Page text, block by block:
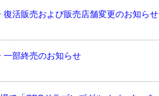
活販売および販売店舗変更のお知らせ
一部終売のお知らせ